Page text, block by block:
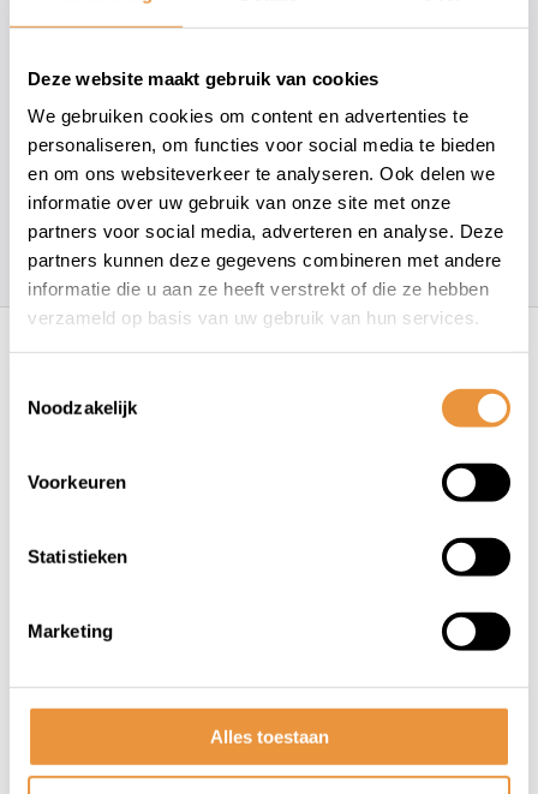
Deze website maakt gebruik van cookies
We gebruiken cookies om content en advertenties te
personaliseren, om functies voor social media te bieden
en om ons websiteverkeer te analyseren. Ook delen we
informatie over uw gebruik van onze site met onze
partners voor social media, adverteren en analyse. Deze
partners kunnen deze gegevens combineren met andere
informatie die u aan ze heeft verstrekt of die ze hebben
verzameld op basis van uw gebruik van hun services.
Noodzakelijk
Voorkeuren
Statistieken
Marketing
Alles toestaan
+31 78 780 2330
info@artsloten.nl
157 klanten geven een 4.7/ 5 op
Recent bekeken
stuurmontage RAM Mounts
73,95